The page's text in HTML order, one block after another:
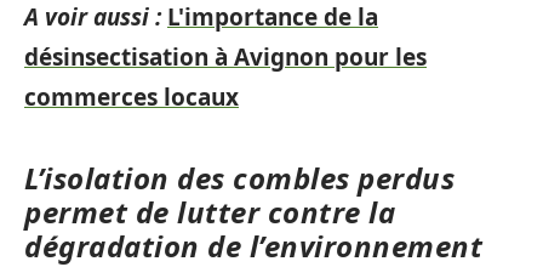
A voir aussi : L'importance de la
désinsectisation à Avignon pour les
commerces locaux
L’isolation des combles perdus
permet de lutter contre la
dégradation de l’environnement